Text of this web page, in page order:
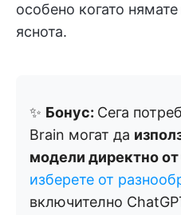
особено когато
яснота.
✨ Бонус: Сега
Brain могат да
модели директно
изберете от
включително